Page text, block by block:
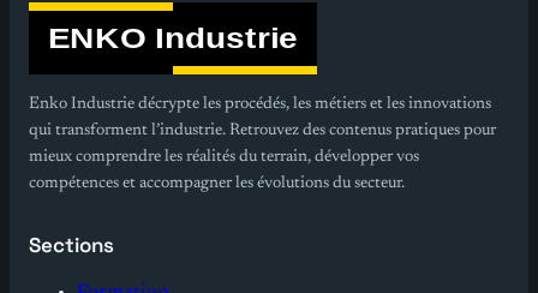
Enko Industrie décrypte les procédés, les métiers et les innovations
qui transforment l’industrie. Retrouvez des contenus pratiques pour
mieux comprendre les réalités du terrain, développer vos
compétences et accompagner les évolutions du secteur.
Sections